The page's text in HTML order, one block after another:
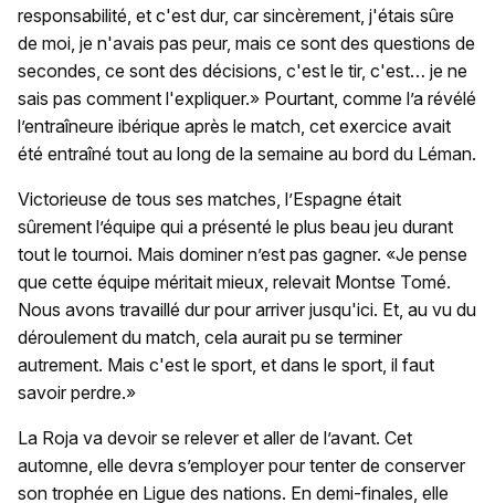
responsabilité, et c'est dur, car sincèrement, j'étais sûre
de moi, je n'avais pas peur, mais ce sont des questions de
secondes, ce sont des décisions, c'est le tir, c'est… je ne
sais pas comment l'expliquer.» Pourtant, comme l’a révélé
l’entraîneure ibérique après le match, cet exercice avait
été entraîné tout au long de la semaine au bord du Léman.
Victorieuse de tous ses matches, l’Espagne était
sûrement l’équipe qui a présenté le plus beau jeu durant
tout le tournoi. Mais dominer n’est pas gagner. «Je pense
que cette équipe méritait mieux, relevait Montse Tomé.
Nous avons travaillé dur pour arriver jusqu'ici. Et, au vu du
déroulement du match, cela aurait pu se terminer
autrement. Mais c'est le sport, et dans le sport, il faut
savoir perdre.»
La Roja va devoir se relever et aller de l’avant. Cet
automne, elle devra s’employer pour tenter de conserver
son trophée en Ligue des nations. En demi-finales, elle